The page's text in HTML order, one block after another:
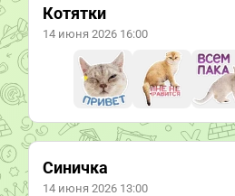
Котятки
14 июня 2026 16:00
Синичка
14 июня 2026 13:00